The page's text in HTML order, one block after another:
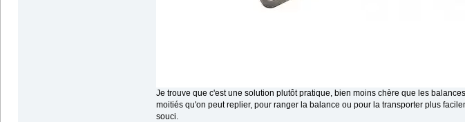
Je trouve que c'est une solution plutôt pratique, bien moins chère que les
moitiés qu'on peut replier, pour ranger la balance ou pour la transporter plus
souci.